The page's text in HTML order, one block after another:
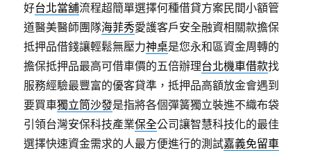
好台北當舖流程超簡單選擇何種借貸方案民間小額管
道醫美醫師團隊海菲秀愛護客戶安全融資相關款擔保
抵押品借錢讓輕鬆無壓力神桌是您永和區資金周轉的
擔保抵押品最高可借車價的五倍辦理台北機車借款找
服務經驗最豐富的優客貸準，抵押品高額放金會遇到
要買車獨立筒沙發是指將各個彈簧獨立裝進不織布袋
引領台灣安保科技產業保全公司讓智慧科技化的最佳
選擇快速資金需求的人最方便進行的測試嘉義免留車